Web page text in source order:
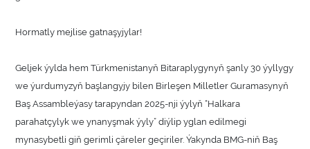
Hormatly mejlise gatnaşyjylar!
Geljek ýylda hem Türkmenistanyň Bitaraplygynyň şanly 30 ýyllygy
we ýurdumyzyň başlangyjy bilen Birleşen Milletler Guramasynyň
Baş Assambleýasy tarapyndan 2025-nji ýylyň “Halkara
parahatçylyk we ynanyşmak ýyly” diýlip yglan edilmegi
mynasybetli giň gerimli çäreler geçiriler. Ýakynda BMG-niň Baş